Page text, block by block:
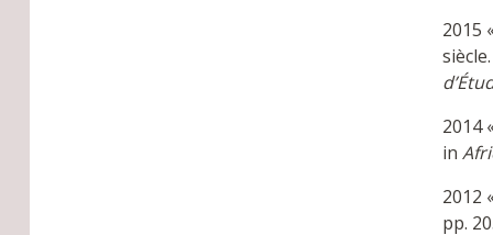
2015
2014
in
2012
pp.